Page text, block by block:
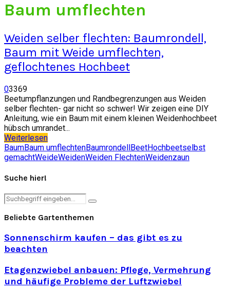
Baum umflechten
Weiden selber flechten: Baumrondell,
Baum mit Weide umflechten,
geflochtenes Hochbeet
03369
Beetumpflanzungen und Randbegrenzungen aus Weiden
selber flechten- gar nicht so schwer! Wir zeigen eine DIY
Anleitung, wie ein Baum mit einem kleinen Weidenhochbeet
hübsch umrandet...
Weiterlesen
BaumBaum umflechtenBaumrondellBeetHochbeetselbst
gemachtWeideWeidenWeiden FlechtenWeidenzaun
Suche hier!
Search
Search
Beliebte Gartenthemen
Sonnenschirm kaufen – das gibt es zu
beachten
Etagenzwiebel anbauen: Pflege, Vermehrung
und häufige Probleme der Luftzwiebel